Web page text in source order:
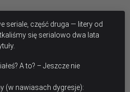
seriale, część druga — litery od
się serialowo dwa lata
A to? – Jeszcze nie
(w nawiasach dygresje):